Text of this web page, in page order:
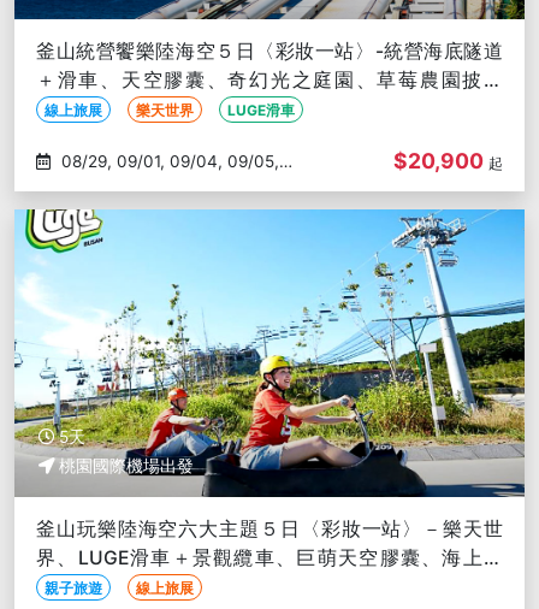
釜山統營饗樂陸海空５日〈彩妝一站〉-統營海底隧道
＋滑車、天空膠囊、奇幻光之庭園、草莓農園披薩
DIY、奢華汗蒸幕、樂天世界
線上旅展 樂天世界 LUGE滑車
09/11
$20,900 起
5天
桃園國際機場出發
釜山玩樂陸海空六大主題５日〈彩妝一站〉－樂天世
界、LUGE滑車＋景觀纜車、巨萌天空膠囊、海上纜
車、鐵道自行車、龍蝦一隻雞
親子旅遊 線上旅展